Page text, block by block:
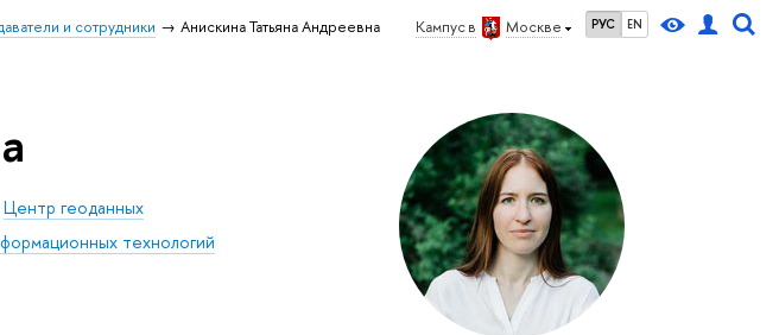
Кампус в Москве РУС EN
и сотрудники Анискина Татьяна Андреевна
Центр геоданных
технологий